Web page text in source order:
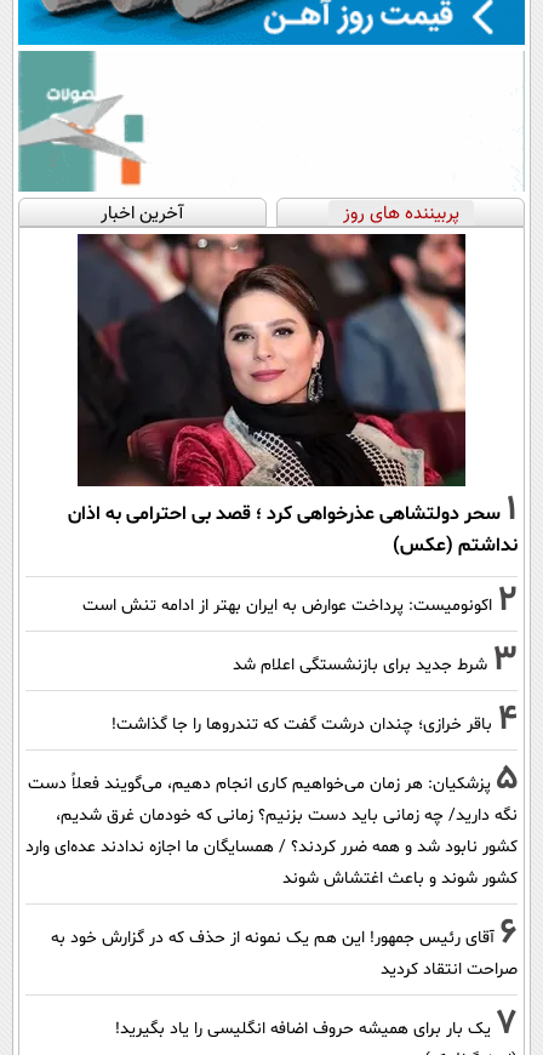
پربیننده های روز آخرین اخبار
1 سحر دولتشاهی عذرخواهی کرد ؛ قصد بی احترامی به اذان
نداشتم (عکس)
2 اکونومیست: پرداخت عوارض به ایران بهتر از ادامه تنش است
3 شرط جدید برای بازنشستگی اعلام شد
4 باقر خرازی؛ چندان درشت گفت که تندروها را جا گذاشت!
5 پزشکیان: هر زمان می‌خواهیم کاری انجام دهیم، می‌گویند فعلاً دست
نگه دارید/ چه زمانی باید دست بزنیم؟ زمانی که خودمان غرق شدیم،
کشور نابود شد و همه ضرر کردند؟ / همسایگان ما اجازه ندادند عده‌ای وارد
کشور شوند و باعث اغتشاش شوند
6 آقای رئیس جمهور! این هم یک نمونه از حذف که در گزارش خود به
صراحت انتقاد کردید
7 یک بار برای همیشه حروف اضافه انگلیسی را یاد بگیرید!